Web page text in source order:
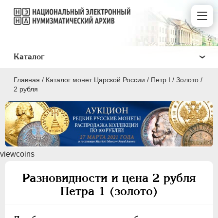
Главная / Каталог монет Царской России / Пeтр I / Золото /
2 рубля
viewcoins
Разновидности и цена 2 рубля
Петра 1 (золото)
Каталог
ПEТР I 1699 - 1725
Золото
2 рубля